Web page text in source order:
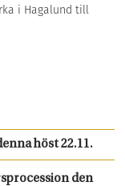
i Hagalund till
höst 22.11.
den